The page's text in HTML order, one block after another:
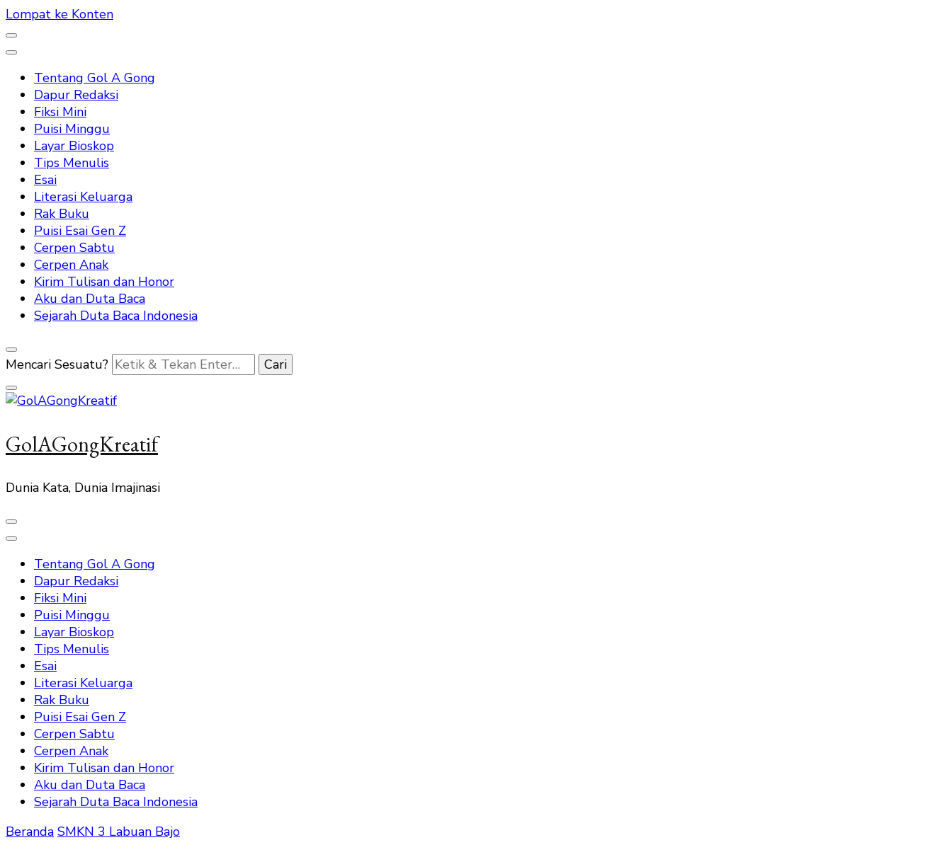
Lompat ke Konten
Tentang Gol A Gong
Dapur Redaksi
Fiksi Mini
Puisi Minggu
Layar Bioskop
Tips Menulis
Esai
Literasi Keluarga
Rak Buku
Puisi Esai Gen Z
Cerpen Sabtu
Cerpen Anak
Kirim Tulisan dan Honor
Aku dan Duta Baca
Sejarah Duta Baca Indonesia
Mencari Sesuatu?
GolAGongKreatif
Dunia Kata, Dunia Imajinasi
Tentang Gol A Gong
Dapur Redaksi
Fiksi Mini
Puisi Minggu
Layar Bioskop
Tips Menulis
Esai
Literasi Keluarga
Rak Buku
Puisi Esai Gen Z
Cerpen Sabtu
Cerpen Anak
Kirim Tulisan dan Honor
Aku dan Duta Baca
Sejarah Duta Baca Indonesia
Beranda SMKN 3 Labuan Bajo